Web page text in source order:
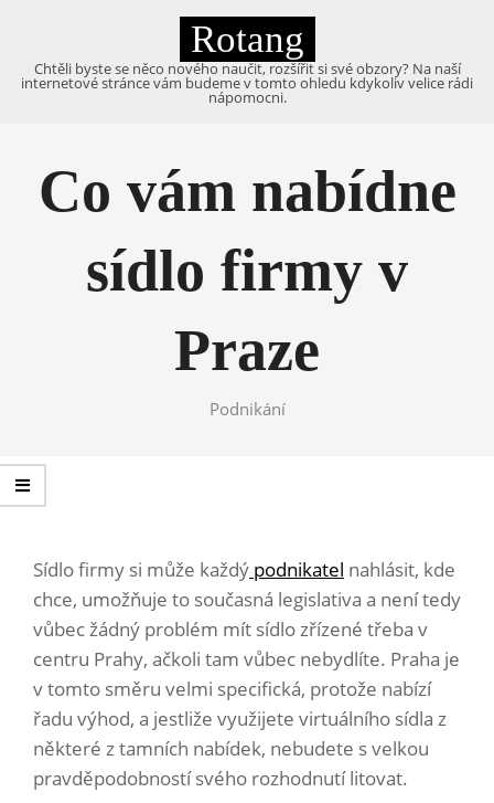
content
Rotang
Chtěli byste se něco nového naučit, rozšířit si své obzory? Na naší
internetové stránce vám budeme v tomto ohledu kdykoliv velice rádi
nápomocni.
MenuCo vám nabídne
sídlo firmy v
Praze
Podnikání
Sídlo firmy si může každý podnikatel nahlásit, kde
chce, umožňuje to současná legislativa a není tedy
vůbec žádný problém mít sídlo zřízené třeba v
centru Prahy, ačkoli tam vůbec nebydlíte. Praha je
v tomto směru velmi specifická, protože nabízí
řadu výhod, a jestliže využijete virtuálního sídla z
některé z tamních nabídek, nebudete s velkou
pravděpodobností svého rozhodnutí litovat.